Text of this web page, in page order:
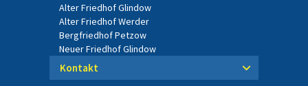
Alter Friedhof Glindow
Alter Friedhof Werder
Bergfriedhof Petzow
Neuer Friedhof Glindow
Kontakt